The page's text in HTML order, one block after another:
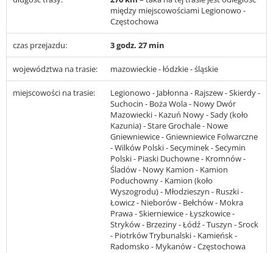
między miejscowościami Legionowo -
Częstochowa
czas przejazdu: 3 godz. 27 min
województwa na trasie: mazowieckie - łódzkie - śląskie
miejscowości na trasie:
Legionowo - Jabłonna - Rajszew - Skierdy -
Suchocin - Boża Wola - Nowy Dwór
Mazowiecki - Kazuń Nowy - Sady (koło
Kazunia) - Stare Grochale - Nowe
Gniewniewice - Gniewniewice Folwarczne
- Wilków Polski - Secyminek - Secymin
Polski - Piaski Duchowne - Kromnów -
Śladów - Nowy Kamion - Kamion
Poduchowny - Kamion (koło
Wyszogrodu) - Młodzieszyn - Ruszki -
Łowicz - Nieborów - Bełchów - Mokra
Prawa - Skierniewice - Łyszkowice -
Stryków - Brzeziny - Łódź - Tuszyn - Srock
- Piotrków Trybunalski - Kamieńsk -
Radomsko - Mykanów - Częstochowa